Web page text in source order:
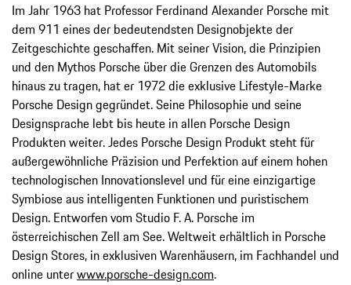
Im Jahr 1963 hat Professor Ferdinand Alexander Porsche mit
dem 911 eines der bedeutendsten Designobjekte der
Zeitgeschichte geschaffen. Mit seiner Vision, die Prinzipien
und den Mythos Porsche über die Grenzen des Automobils
hinaus zu tragen, hat er 1972 die exklusive Lifestyle-Marke
Porsche Design gegründet. Seine Philosophie und seine
Designsprache lebt bis heute in allen Porsche Design
Produkten weiter. Jedes Porsche Design Produkt steht für
außergewöhnliche Präzision und Perfektion auf einem hohen
technologischen Innovationslevel und für eine einzigartige
Symbiose aus intelligenten Funktionen und puristischem
Design. Entworfen vom Studio F. A. Porsche im
österreichischen Zell am See. Weltweit erhältlich in Porsche
Design Stores, in exklusiven Warenhäusern, im Fachhandel und
online unterwww.porsche-design.com.